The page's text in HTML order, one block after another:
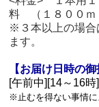
料 （１８００ｍ
※３本以上の場合
ます。
【お届け日時の
[午前中][14～16
※止むを得ない事情に